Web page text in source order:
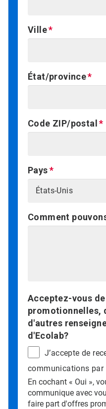
Ville
État/province
Code ZIP/postal
Pays
Comment
Acceptez-vous
promotionnelles,
d'autres
d'Ecolab?
J’accepte de
communications par
En cochant « Oui »,
communique avec
faire part d'offres